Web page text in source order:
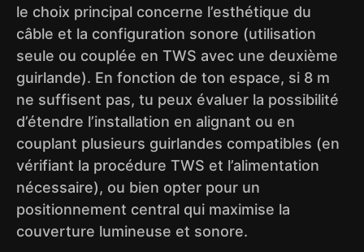
le choix principal concerne l’esthétique du
câble et la configuration sonore (utilisation
seule ou couplée en TWS avec une deuxième
guirlande). En fonction de ton espace, si 8 m
ne suffisent pas, tu peux évaluer la possibilité
d’étendre l’installation en alignant ou en
couplant plusieurs guirlandes compatibles (en
vérifiant la procédure TWS et l’alimentation
nécessaire), ou bien opter pour un
positionnement central qui maximise la
couverture lumineuse et sonore.